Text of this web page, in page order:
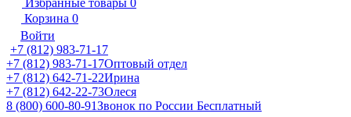
Избранные товары 0
Корзина 0
Войти
+7 (812) 983-71-17
+7 (812) 983-71-17Оптовый отдел
+7 (812) 642-71-22Ирина
+7 (812) 642-22-73Олеся
8 (800) 600-80-91Звонок по России Бесплатный